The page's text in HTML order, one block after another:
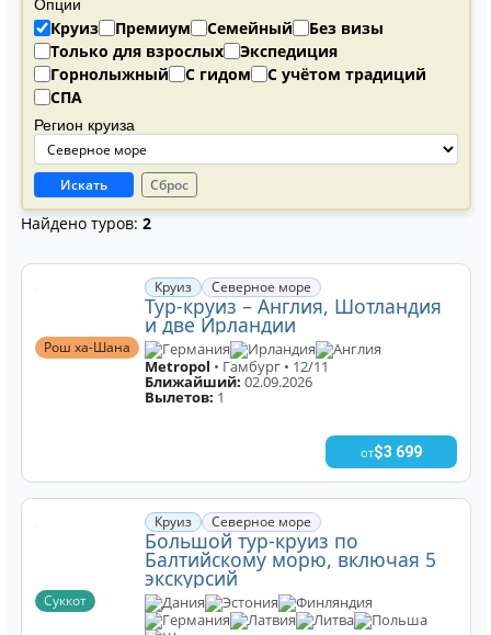
Опции
Круиз Премиум Семейный
Без визы
Только для взрослых
Экспедиция
Горнолыжный
С гидом
С учётом традиций
СПА
Регион круиза
Искать Сброс
Найдено туров: 2
Круиз Северное море
Тур-круиз – Англия, Шотландия
и две Ирландии
Рош ха-Шана Германия Ирландия
Англия
Metropol • Гамбург • 12/11
Ближайший: 02.09.2026
Вылетов: 1
от$3 699
Круиз Северное море
Большой тур-круиз по
Балтийскому морю, включая 5
экскурсий
Суккот Дания Эстония
Финляндия
Германия
Латвия Литва
Польша